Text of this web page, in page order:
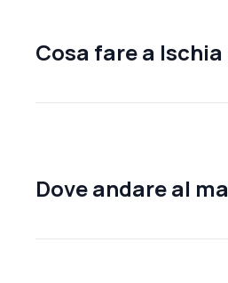
Cosa fare a
Dove andare al